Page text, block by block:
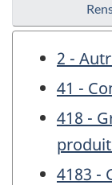
2 -
41 -
418 -
4183 -